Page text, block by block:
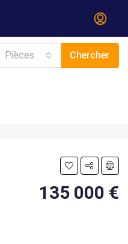
Pièces Chercher
135 000 €